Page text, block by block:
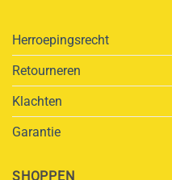
Herroepingsrecht
Retourneren
Klachten
Garantie
SHOPPEN